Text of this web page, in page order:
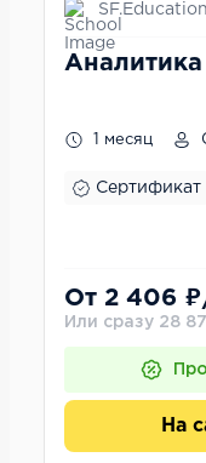
SF.Education
1 месяц
Сертификат
От 2 406
Или сразу 28
На